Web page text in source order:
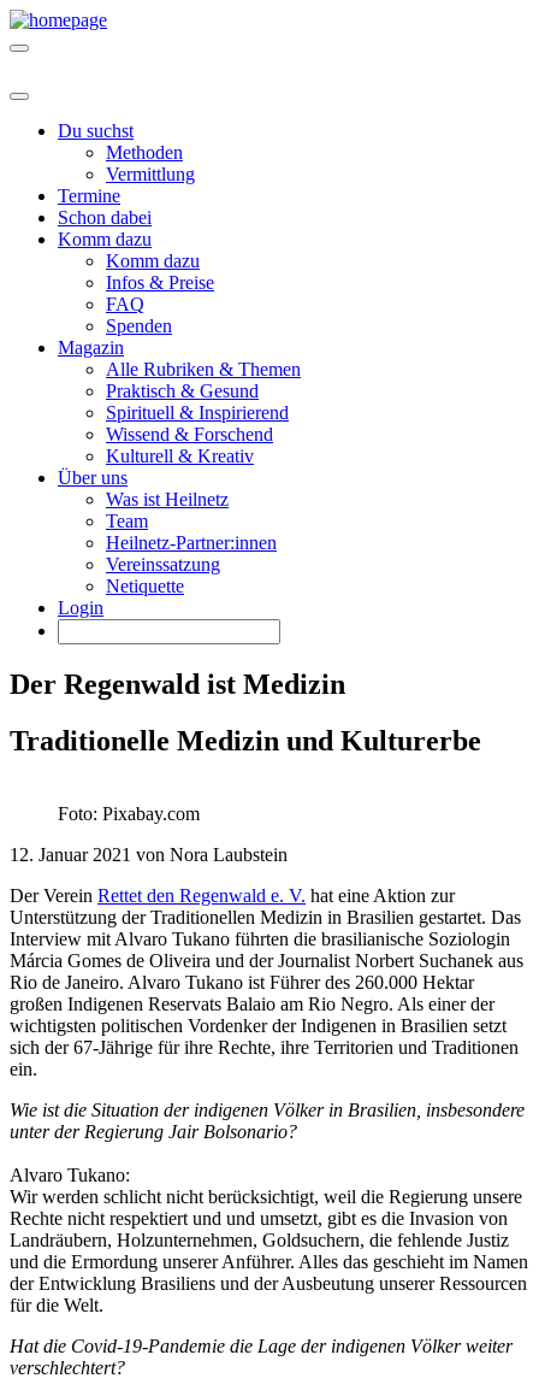
Du suchst
Methoden
Vermittlung
Termine
Schon dabei
Komm dazu
Komm dazu
Infos & Preise
FAQ
Spenden
Magazin
Alle Rubriken & Themen
Praktisch & Gesund
Spirituell & Inspirierend
Wissend & Forschend
Kulturell & Kreativ
Über uns
Was ist Heilnetz
Team
Heilnetz-Partner:innen
Vereinssatzung
Netiquette
Login
Der Regenwald ist Medizin
Traditionelle Medizin und Kulturerbe
Foto: Pixabay.com
12. Januar 2021 von Nora Laubstein
Der Verein Rettet den Regenwald e. V. hat eine Aktion zur
Unterstützung der Traditionellen Medizin in Brasilien gestartet. Das
Interview mit Alvaro Tukano führten die brasilianische Soziologin
Márcia Gomes de Oliveira und der Journalist Norbert Suchanek aus
Rio de Janeiro. Alvaro Tukano ist Führer des 260.000 Hektar
großen Indigenen Reservats Balaio am Rio Negro. Als einer der
wichtigsten politischen Vordenker der Indigenen in Brasilien setzt
sich der 67-Jährige für ihre Rechte, ihre Territorien und Traditionen
ein.
Wie ist die Situation der indigenen Völker in Brasilien, insbesondere
unter der Regierung Jair Bolsonario?
Alvaro Tukano:
Wir werden schlicht nicht berücksichtigt, weil die Regierung unsere
Rechte nicht respektiert und und umsetzt, gibt es die Invasion von
Landräubern, Holzunternehmen, Goldsuchern, die fehlende Justiz
und die Ermordung unserer Anführer. Alles das geschieht im Namen
der Entwicklung Brasiliens und der Ausbeutung unserer Ressourcen
für die Welt.
Hat die Covid-19-Pandemie die Lage der indigenen Völker weiter
verschlechtert?